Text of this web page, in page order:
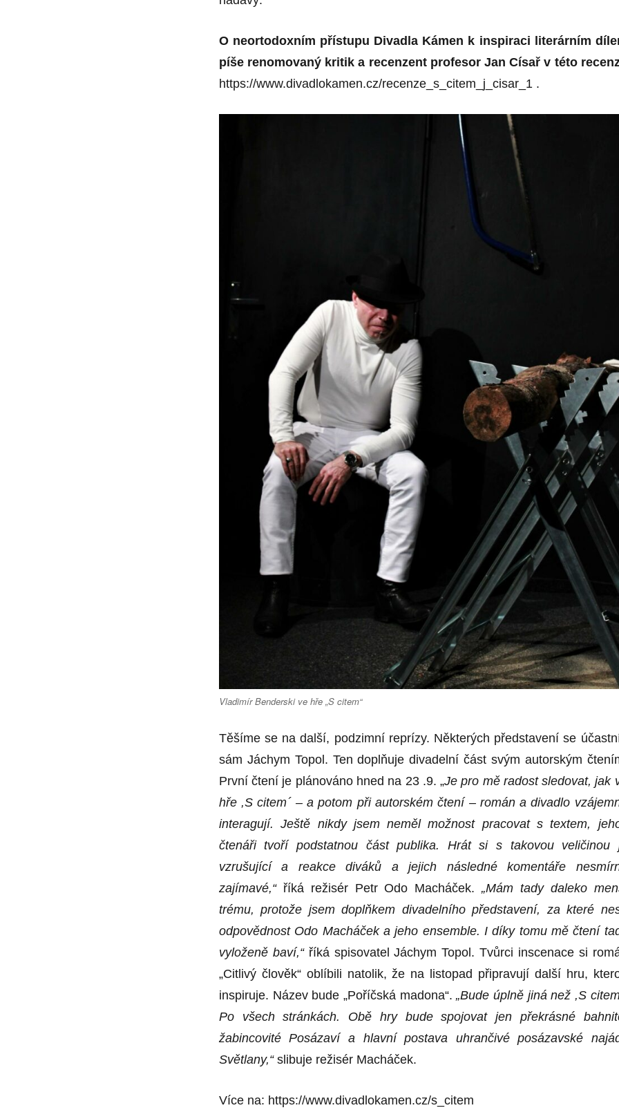
O neortodoxním přístupu Divadla Kámen k inspiraci literárním
píše renomovaný kritik a recenzent profesorJan Císař v této
https://www.divadlokamen.cz/recenze_s_citem_j_cisar_1 .
Vladimír Benderski ve hře „S citem“
Těšíme se na další, podzimní reprízy. Některých představení se
sám Jáchym Topol. Ten doplňuje divadelní část svým autorským
První čtení je plánováno hned na 23 .9. „Je pro mě radost sledovat, jak
hře ,S citem´ – a potom při autorském čtení – román a divadlo
interagují. Ještě nikdy jsem neměl možnost pracovat s textem,
čtenáři tvoří podstatnou část publika. Hrát si s takovouveličinou
vzrušující a reakce diváků a jejich následné komentáře
zajímavé,“říká režisér Petr Odo Macháček.„Mám tady daleko
trému, protože jsem doplňkem divadelního představení, za které
odpovědnost Odo Macháček a jeho ensemble. I díky tomu mě čtení
vyloženě baví,“říká spisovatel Jáchym Topol. Tvůrci inscenace si
„Citlivý člověk“ oblíbili natolik, že na listopad připravují další hru,
inspiruje. Název bude „Poříčská madona“.„Bude úplně jiná než ,S
Po všech stránkách. Obě hry bude spojovat jen překrásné
žabincovité Posázaví a hlavní postava uhrančivé posázavské
Světlany,“ slibuje režisér Macháček.
Více na: https://www.divadlokamen.cz/s_citem